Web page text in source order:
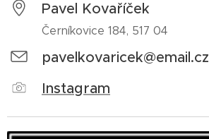
Pavel Kovaříček
Černíkovice 184, 517 04
pavelkovaricek@email.cz
Instagram